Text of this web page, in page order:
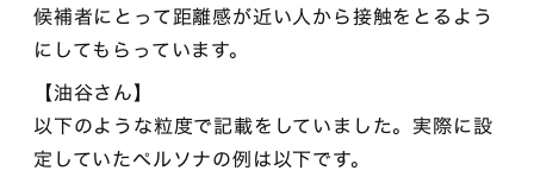
候補者にとって距離感が近い人から接触をとるよう
にしてもらっています。
【油谷さん】
以下のような粒度で記載をしていました。実際に設
定していたペルソナの例は以下です。